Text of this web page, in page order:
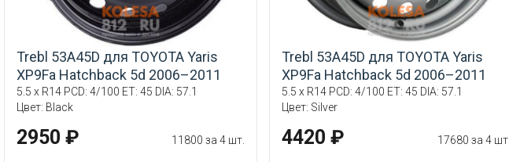
Trebl 53A45D для TOYOTA Yaris
XP9Fa Hatchback 5d 2006–2011
5.5 x R14 PCD: 4/100 ET: 45 DIA: 57.1
Цвет: Black
2950 ₽ 11800 за 4 шт.
Trebl 53A45D для TOYOTA Yaris
XP9Fa Hatchback 5d 2006–2011
5.5 x R14 PCD: 4/100 ET: 45 DIA: 57.1
Цвет: Silver
4420 ₽ 17680 за 4 шт.